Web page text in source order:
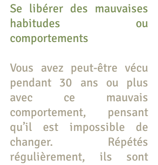
Se libérer des mauvaises
habitudes ou
comportements
Vous avez peut-être vécu
pendant 30 ans ou plus
avec ce mauvais
comportement, pensant
qu’il est impossible de
changer. Répétés
régulièrement, ils sont